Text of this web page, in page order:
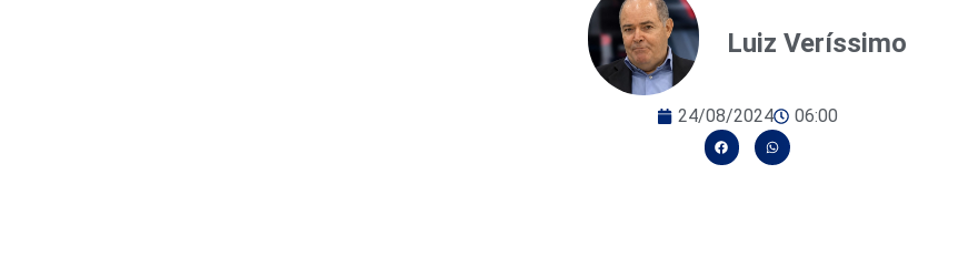
Luiz Veríssimo
24/08/2024 06:00